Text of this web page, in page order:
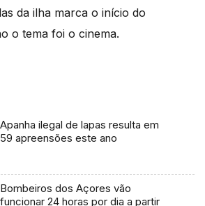
da ilha marca o início do
o tema foi o cinema.
Apanha ilegal de lapas resulta em
59 apreensões este ano
Bombeiros dos Açores vão
funcionar 24 horas por dia a partir